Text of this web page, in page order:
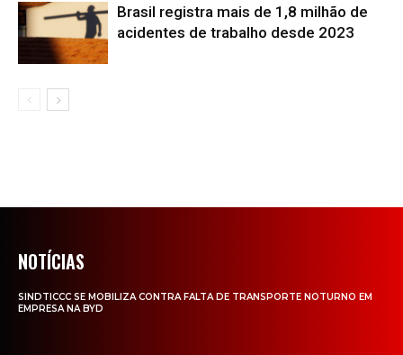
Brasil registra mais de 1,8 milhão de
acidentes de trabalho desde 2023
NOTÍCIAS
SINDTICCC SE MOBILIZA CONTRA FALTA DE TRANSPORTE NOTURNO EM
EMPRESA NA BYD